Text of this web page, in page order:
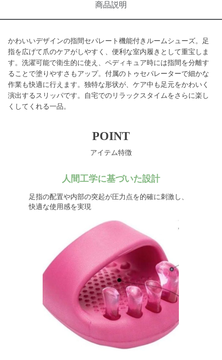
商品説明
かわいいデザインの指間セパレート機能付きルームシューズ。足
指を広げて爪のケアがしやすく、便利な室内履きとして重宝しま
す。洗濯可能で衛生的に使え、ペディキュア時には指間を分離す
ることで塗りやすさもアップ。付属のトゥセパレーターで細かな
作業も快適に行えます。独特な形状が、ケア中も足元をかわいく
演出するスリッパです。自宅でのリラックスタイムをさらに楽し
くしてくれる一品。
POINT
アイテム特徴
人間工学に基づいた設計
足指の配置や内部の突起が圧力点を的確に刺激し、
快適な使用感を実現